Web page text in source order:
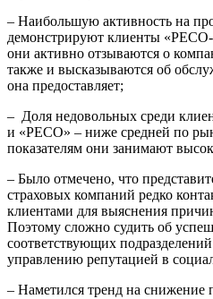
– Наибольшую активность на
демонстрируют клиенты
они активно отзываются о
также и высказываются об
она предоставляет;
– Доля недовольных среди
и «РЕСО» – ниже средней по
показателям они занимают
– Было отмечено, что
страховых компаний редко
клиентами для выяснения
Поэтому сложно судить об
соответствующих
управлению репутацией в
– Наметился тренд на снижение